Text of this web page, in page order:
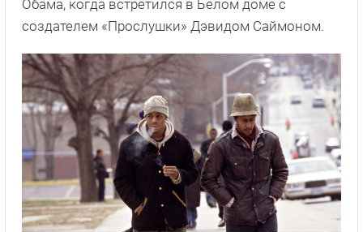
Обама, когда встретился в Белом доме с
создателем «Прослушки» Дэвидом Саймоном.